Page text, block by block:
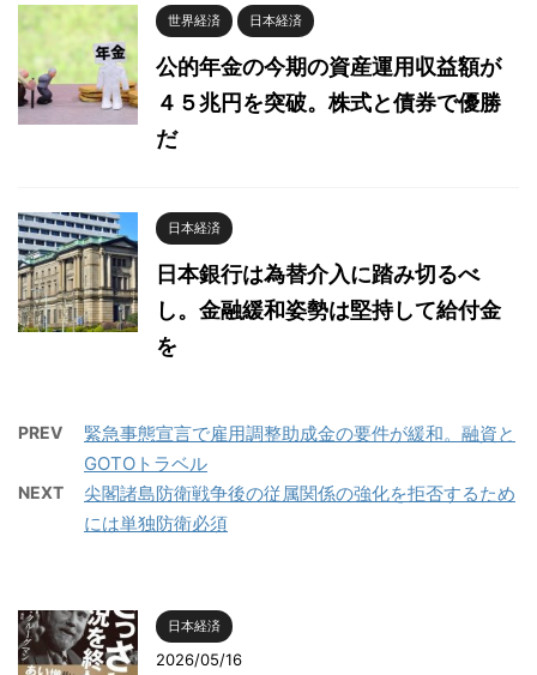
世界経済 日本経済
公的年金の今期の資産運用収益額が
４５兆円を突破。株式と債券で優勝
だ
日本経済
日本銀行は為替介入に踏み切るべ
し。金融緩和姿勢は堅持して給付金
を
PREV
緊急事態宣言で雇用調整助成金の要件が緩和。融資と
GOTOトラベル
NEXT
尖閣諸島防衛戦争後の従属関係の強化を拒否するため
には単独防衛必須
日本経済
2026/05/16